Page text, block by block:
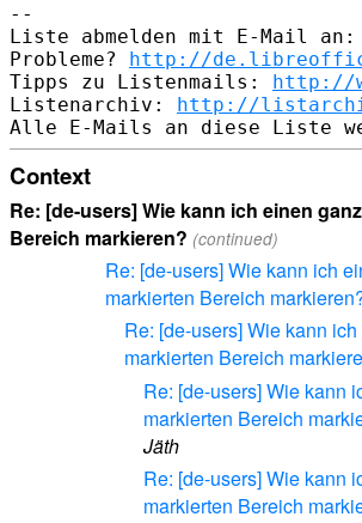
--
Liste abmelden mit E-Mail
Probleme? http://
Tipps zu Listenmails: http://
Listenarchiv: http://
Context
Re: [de-users] Wie kann ich einen
Bereich markieren? (continued)
Re: [de-users] Wie kann ich
markierten Bereich
Re: [de-users] Wie kann
markierten Bereich
Re: [de-users] Wie kann
markierten Bereich
Jäth
Re: [de-users] Wie kann
markierten Bereich